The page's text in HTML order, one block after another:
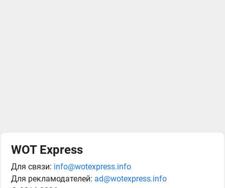
WOT Express
Для связи: info@wotexpress.info
Для рекламодателей: ad@wotexpress.info